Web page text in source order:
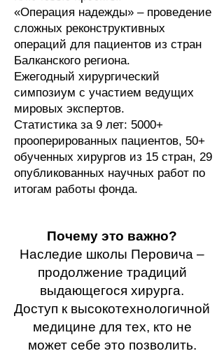
«Операция надежды» – проведение
сложных реконструктивных
операций для пациентов из стран
Балканского региона.
Ежегодный хирургический
симпозиум с участием ведущих
мировых экспертов.
Статистика за 9 лет: 5000+
прооперированных пациентов, 50+
обученных хирургов из 15 стран, 29
опубликованных научных работ по
итогам работы фонда.
Почему это важно?
Наследие школы Перовича –
продолжение традиций
выдающегося хирурга.
Доступ к высокотехнологичной
медицине для тех, кто не
может себе это позволить.